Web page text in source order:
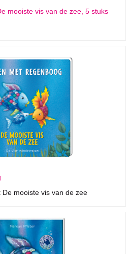
mooiste vis van de zee, 5 stuks
mooiste vis van de zee